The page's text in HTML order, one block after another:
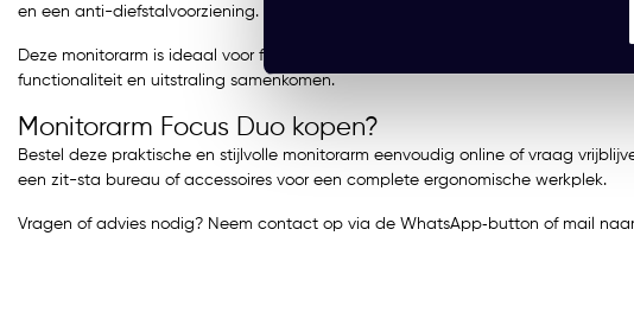
en een anti-diefstalvoorziening. Geïntegreerd kabelmanagement zorgt voor een
Deze monitorarm is ideaal voor flexibele werkplekken, duo-opstellingen of
functionaliteit en uitstraling samenkomen.
Monitorarm Focus Duo kopen?
Bestel deze praktische en stijlvolle monitorarm eenvoudig online of vraag
een zit-sta bureau of accessoires voor een complete ergonomische werkplek.
Vragen of advies nodig? Neem contact op via de WhatsApp‑button of mail